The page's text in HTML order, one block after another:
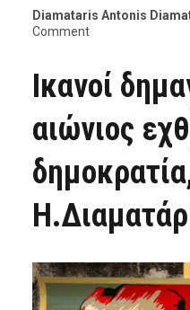
Diamataris Antonis
Comment
Ικανοί
αιώνιος